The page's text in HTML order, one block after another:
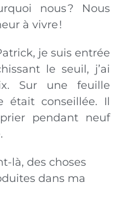
nous ? Nous
à vivre !
je suis entrée
le seuil, j’ai
Sur une feuille
était conseillée. Il
pendant neuf
là, des choses
dans ma